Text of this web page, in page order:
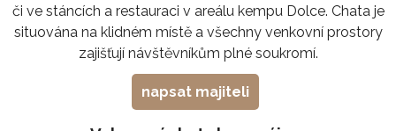
či ve stáncích a restauraci v areálu kempu Dolce. Chata je
situována na klidném místě a všechny venkovní prostory
zajišťují návštěvníkům plné soukromí.
napsat majiteli